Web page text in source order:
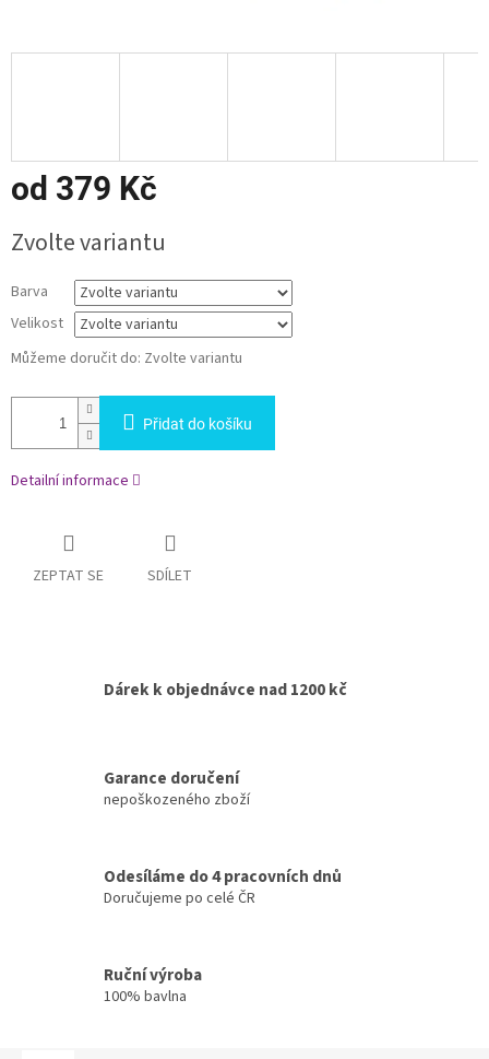
od 379 Kč
cena:
Zvolte variantu
Barva
Velikost
Můžeme doručit do: Zvolte variantu
Přidat do košíku
Detailní informace
ZEPTAT SE SDÍLET
Dárek k objednávce nad 1200 kč
Garance doručení
nepoškozeného zboží
Odesíláme do 4 pracovních dnů
Doručujeme po celé ČR
Ruční výroba
100% bavlna